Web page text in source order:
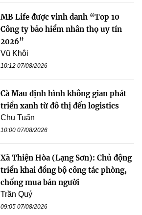
MB Life được vinh danh “Top 10
Công ty bảo hiểm nhân thọ uy tín
2026”
Vũ Khôi
10:12 07/08/2026
Cà Mau định hình không gian phát
triển xanh từ đô thị đến logistics
Chu Tuấn
10:00 07/08/2026
Xã Thiện Hòa (Lạng Sơn): Chủ động
triển khai đồng bộ công tác phòng,
chống mua bán người
Trần Quý
09:05 07/08/2026